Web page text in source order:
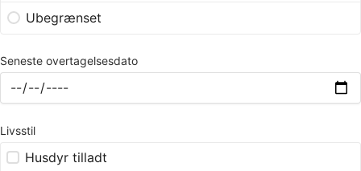
Ubegrænset
Seneste overtagelsesdato
Livsstil
Husdyr tilladt